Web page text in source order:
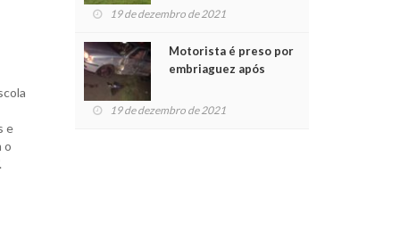
e
o
crianças no Natal
19 de dezembro de 2021
Motorista é preso por
embriaguez após
feridos
19 de dezembro de 2021